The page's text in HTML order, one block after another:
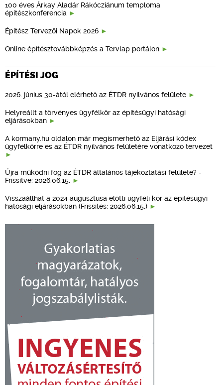
100 éves Árkay Aladár Rákócziánum temploma
építészkonferencia
Építész Tervezői Napok 2026
Online építésztovábbképzés a Tervlap portálon
ÉPÍTÉSI JOG
2026. június 30-ától elérhető az ÉTDR nyilvános felülete
Helyreállt a törvényes ügyfélkör az építésügyi hatósági
eljárásokban
A kormany.hu oldalon már megismerhető az Eljárási kódex
ügyfélkörre és az ÉTDR nyilvános felületére vonatkozó tervezet
Újra működni fog az ÉTDR általános tájékoztatási felülete? -
Frissítve: 2026.06.15.
Visszaállhat a 2024 augusztusa előtti ügyféli kör az építésügyi
hatósági eljárásokban (Frissítés: 2026.06.15.)